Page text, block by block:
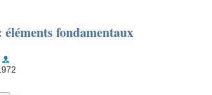
fondamentaux